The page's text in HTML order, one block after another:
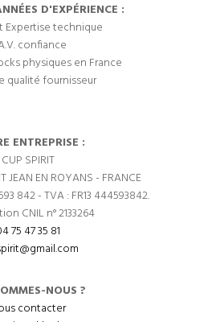
D'EXPÉRIENCE :
Expertise technique
confiance
physiques en France
qualité fournisseur
ENTREPRISE :
CUP SPIRIT
JEAN EN ROYANS - FRANCE
842 - TVA : FR13 444593842.
CNIL n° 2133264
75 47 35 81
NOUS ?
contacter